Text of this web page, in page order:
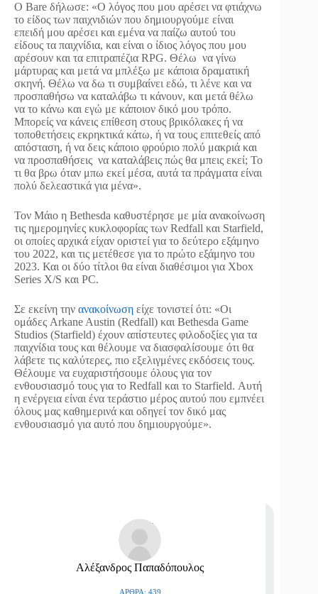
Ο Bare δήλωσε: «Ο λόγος που μου αρέσει να φτιάχνω
το είδος των παιχνιδιών που δημιουργούμε είναι
επειδή μου αρέσει και εμένα να παίζω αυτού του
είδους τα παιχνίδια, και είναι ο ίδιος λόγος που μου
αρέσουν και τα επιτραπέζια RPG. Θέλω να γίνω
μάρτυρας και μετά να μπλέξω με κάποια δραματική
σκηνή. Θέλω να δω τι συμβαίνει εδώ, τι λένε και να
προσπαθήσω να καταλάβω τι κάνουν, και μετά θέλω
να το κάνω και εγώ με κάποιον δικό μου τρόπο.
Μπορείς να κάνεις επίθεση στους βρικόλακες ή να
τοποθετήσεις εκρηκτικά κάτω, ή να τους επιτεθείς από
απόσταση, ή να δεις κάποιο φρούριο πολύ μακριά και
να προσπαθήσεις να καταλάβεις πώς θα μπεις εκεί; Το
τι θα βρω όταν μπω εκεί μέσα, αυτά τα πράγματα είναι
πολύ δελεαστικά για μένα».
Τον Μάιο η Bethesda καθυστέρησε με μία ανακοίνωση
τις ημερομηνίες κυκλοφορίας των Redfall και Starfield,
οι οποίες αρχικά είχαν οριστεί για το δεύτερο εξάμηνο
του 2022, και τις μετέθεσε για το πρώτο εξάμηνο του
2023. Και οι δύο τίτλοι θα είναι διαθέσιμοι για Xbox
Series X/S και PC.
Σε εκείνη την ανακοίνωση είχε τονιστεί ότι: «Οι
ομάδες Arkane Austin (Redfall) και Bethesda Game
Studios (Starfield) έχουν απίστευτες φιλοδοξίες για τα
παιχνίδια τους και θέλουμε να διασφαλίσουμε ότι θα
λάβετε τις καλύτερες, πιο εξελιγμένες εκδόσεις τους.
Θέλουμε να ευχαριστήσουμε όλους για τον
ενθουσιασμό τους για το Redfall και το Starfield. Αυτή
η ενέργεια είναι ένα τεράστιο μέρος αυτού που εμπνέει
όλους μας καθημερινά και οδηγεί τον δικό μας
ενθουσιασμό για αυτό που δημιουργούμε».
Αλέξανδρος Παπαδόπουλος
ΆΡΘΡΑ: 439